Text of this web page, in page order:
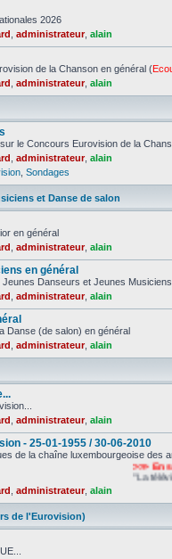
2026
administrateur, alain
de la Chanson en général (
administrateur, alain
le Concours Eurovision de la
administrateur, alain
Sondages
et Danse de salon
en général
administrateur, alain
en général
Danseurs et Jeunes
administrateur, alain
Danse (de salon) en général
administrateur, alain
administrateur, alain
- 25-01-1955 / 30-06-2010
de la chaîne luxembourgeoise des
>>> En
"La
administrateur, alain
de l'Eurovision)